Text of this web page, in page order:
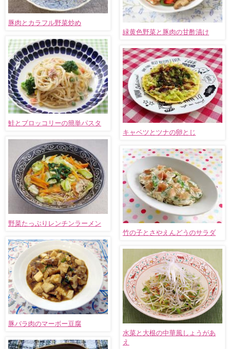
豚肉とカラフル野菜炒め
緑黄色野菜と豚肉の甘酢漬け
鮭とブロッコリーの簡単パスタ
キャベツとツナの卵とじ
野菜たっぷりレンチンラーメン
竹の子とさやえんどうのサラダ
豚バラ肉のマーボー豆腐
水菜と大根の中華風しょうがあ
え